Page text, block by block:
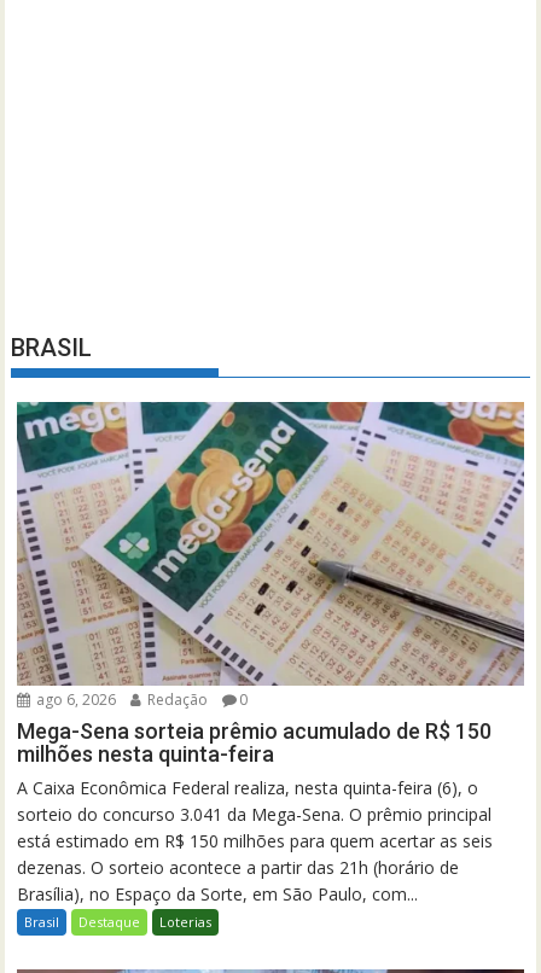
BRASIL
ago 6, 2026 Redação 0
Mega-Sena sorteia prêmio acumulado de R$ 150
milhões nesta quinta-feira
A Caixa Econômica Federal realiza, nesta quinta-feira (6), o
sorteio do concurso 3.041 da Mega-Sena. O prêmio principal
está estimado em R$ 150 milhões para quem acertar as seis
dezenas. O sorteio acontece a partir das 21h (horário de
Brasília), no Espaço da Sorte, em São Paulo, com...
Brasil Destaque Loterias